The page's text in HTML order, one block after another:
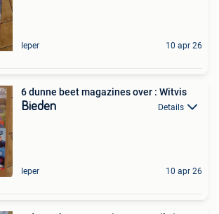
Ieper 10 apr 26
6 dunne beet magazines over : Witvis
Bieden Details
Ieper 10 apr 26